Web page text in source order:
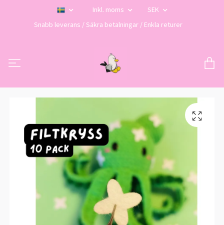
Inkl. moms
SEK
Snabb leverans / Säkra betalningar / Enkla returer